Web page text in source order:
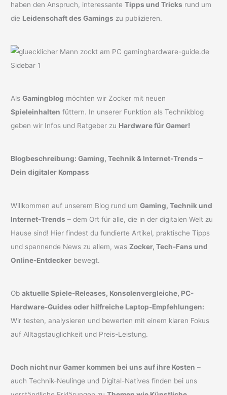
haben den Anspruch, interessanteTipps und Tricks rund um
die Leidenschaft des Gamings zu publizieren.
AlsGamingblog möchten wir Zocker mit neuen
Spieleinhalten füttern. In unserer Funktion als Technikblog
geben wir Infos und Ratgeber zu Hardware für Gamer!
Blogbeschreibung: Gaming, Technik & Internet-Trends –
Dein digitaler Kompass
Willkommen auf unserem Blog rund umGaming, Technik und
Internet-Trends – dem Ort für alle, die in der digitalen Welt zu
Hause sind! Hier findest du fundierte Artikel, praktische Tipps
und spannende News zu allem, wasZocker, Tech-Fans und
Online-Entdecker bewegt.
Obaktuelle Spiele-Releases, Konsolenvergleiche, PC-
Hardware-Guides oder hilfreiche Laptop-Empfehlungen:
Wir testen, analysieren und bewerten mit einem klaren Fokus
auf Alltagstauglichkeit und Preis-Leistung.
Doch nicht nur Gamer kommen bei uns auf ihre Kosten –
auch Technik-Neulinge und Digital-Natives finden bei uns